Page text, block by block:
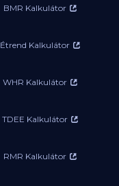
BMR Kalkulátor
Étrend Kalkulátor
WHR Kalkulátor
TDEE Kalkulátor
RMR Kalkulátor